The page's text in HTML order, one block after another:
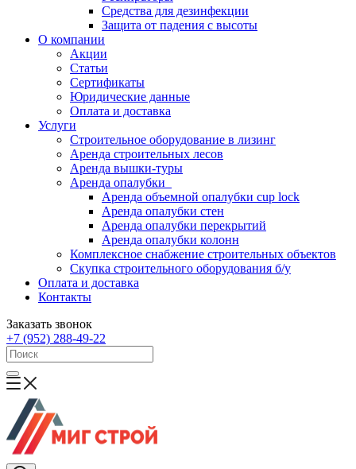
Средства для дезинфекции
Защита от падения с высоты
О компании
Акции
Статьи
Сертификаты
Юридические данные
Оплата и доставка
Услуги
Строительное оборудование в лизинг
Аренда строительных лесов
Аренда вышки-туры
Аренда опалубки
Аренда объемной опалубки cup lock
Аренда опалубки стен
Аренда опалубки перекрытий
Аренда опалубки колонн
Комплексное снабжение строительных объектов
Скупка строительного оборудования б/у
Оплата и доставка
Контакты
Заказать звонок
+7 (952) 288-49-22